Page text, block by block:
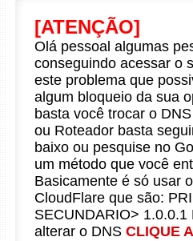
[ATENÇÃO]
Olá pessoal algumas
conseguindo acessar o
este problema que
algum bloqueio da sua
basta você trocar o
ou Roteador basta
baixo ou pesquise no
um método que você
Basicamente é só usar
CloudFlare que são:
SECUNDARIO> 1.0.0.1
alterar o DNS CLIQUE